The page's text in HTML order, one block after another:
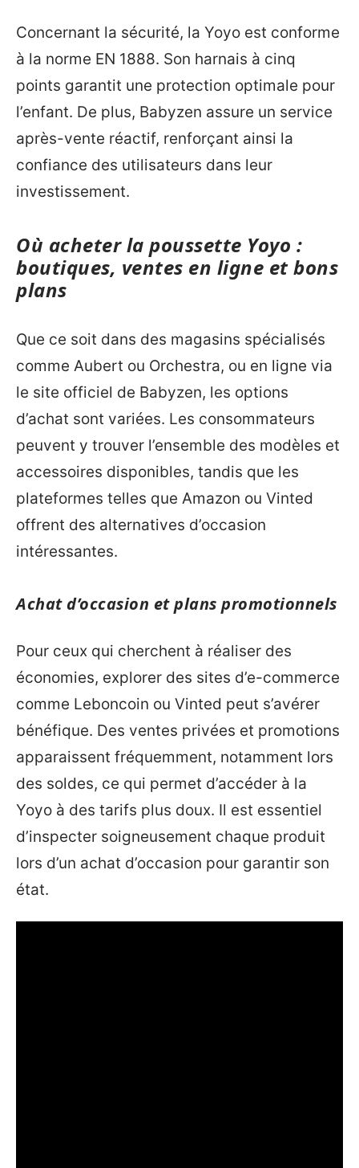
Concernant la sécurité, la Yoyo est conforme
à la norme EN 1888. Son harnais à cinq
points garantit une protection optimale pour
l’enfant. De plus, Babyzen assure un service
après-vente réactif, renforçant ainsi la
confiance des utilisateurs dans leur
investissement.
Où acheter la poussette Yoyo :
boutiques, ventes en ligne et bons
plans
Que ce soit dans des magasins spécialisés
comme Aubert ou Orchestra, ou en ligne via
le site officiel de Babyzen, les options
d’achat sont variées. Les consommateurs
peuvent y trouver l’ensemble des modèles et
accessoires disponibles, tandis que les
plateformes telles que Amazon ou Vinted
offrent des alternatives d’occasion
intéressantes.
Achat d’occasion et plans promotionnels
Pour ceux qui cherchent à réaliser des
économies, explorer des sites d’e-commerce
comme Leboncoin ou Vinted peut s’avérer
bénéfique. Des ventes privées et promotions
apparaissent fréquemment, notamment lors
des soldes, ce qui permet d’accéder à la
Yoyo à des tarifs plus doux. Il est essentiel
d’inspecter soigneusement chaque produit
lors d’un achat d’occasion pour garantir son
état.